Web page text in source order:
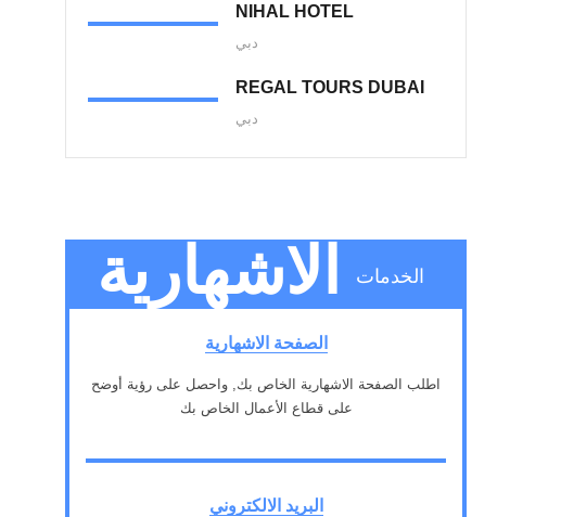
NIHAL HOTEL
دبي
REGAL TOURS DUBAI
دبي
الاشهارية الخدمات
الصفحة الاشهارية
اطلب الصفحة الاشهارية الخاص بك, واحصل على رؤية أوضح
على قطاع الأعمال الخاص بك
البريد الالكتروني